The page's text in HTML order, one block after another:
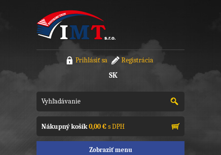
Prihlásiť sa Registrácia
SK
Nákupný košík0,00 €s DPH
Zobraziť menu